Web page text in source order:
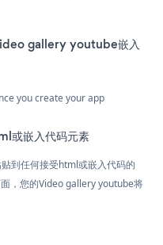
gallery youtube嵌入
you create your app
或嵌入代码元素
到任何接受html或嵌入代码的
，您的Video gallery youtube将